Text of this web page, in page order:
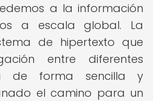
a la información
a escala global. La
de hipertexto que
entre diferentes
de forma sencilla y
el camino para un